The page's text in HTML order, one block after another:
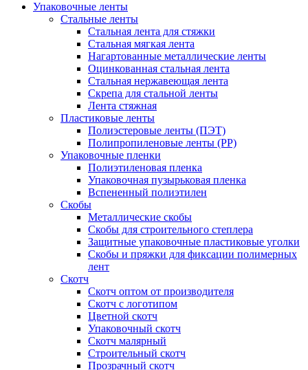
Упаковочные ленты
Стальные ленты
Стальная лента для стяжки
Стальная мягкая лента
Нагартованные металлические ленты
Оцинкованная стальная лента
Стальная нержавеющая лента
Скрепа для стальной ленты
Лента стяжная
Пластиковые ленты
Полиэстеровые ленты (ПЭТ)
Полипропиленовые ленты (PP)
Упаковочные пленки
Полиэтиленовая пленка
Упаковочная пузырьковая пленка
Вспененный полиэтилен
Скобы
Металлические скобы
Скобы для строительного степлера
Защитные упаковочные пластиковые уголки
Скобы и пряжки для фиксации полимерных
лент
Скотч
Скотч оптом от производителя
Cкотч с логотипом
Цветной скотч
Упаковочный скотч
Скотч малярный
Строительный скотч
Прозрачный скотч